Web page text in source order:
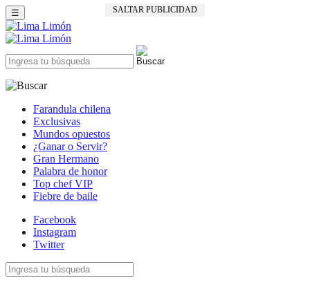
SALTAR PUBLICIDAD
☰
Farandula chilena
Exclusivas
Mundos opuestos
¿Ganar o Servir?
Gran Hermano
Palabra de honor
Top chef VIP
Fiebre de baile
Facebook
Instagram
Twitter